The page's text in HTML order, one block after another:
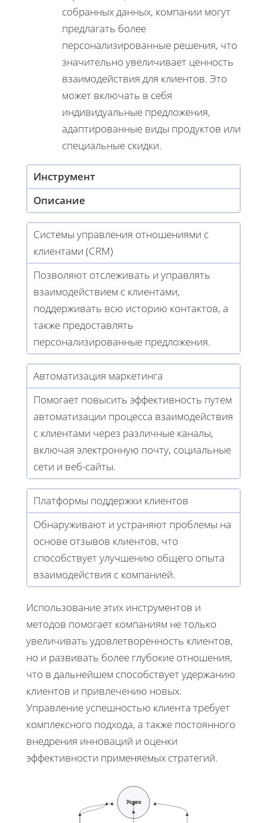
собранных данных, компании могут
предлагать более
персонализированные решения, что
значительно увеличивает ценность
взаимодействия для клиентов. Это
может включать в себя
индивидуальные предложения,
адаптированные виды продуктов или
специальные скидки.
Инструмент
Описание
Системы управления отношениями с
клиентами (CRM)
Позволяют отслеживать и управлять
взаимодействием с клиентами,
поддерживать всю историю контактов, а
также предоставлять
персонализированные предложения.
Автоматизация маркетинга
Помогает повысить эффективность путем
автоматизации процесса взаимодействия
с клиентами через различные каналы,
включая электронную почту, социальные
сети и веб-сайты.
Платформы поддержки клиентов
Обнаруживают и устраняют проблемы на
основе отзывов клиентов, что
способствует улучшению общего опыта
взаимодействия с компанией.
Использование этих инструментов и
методов помогает компаниям не только
увеличивать удовлетворенность клиентов,
но и развивать более глубокие отношения,
что в дальнейшем способствует удержанию
клиентов и привлечению новых.
Управление успешностью клиента требует
комплексного подхода, а также постоянного
внедрения инноваций и оценки
эффективности применяемых стратегий.
Успех